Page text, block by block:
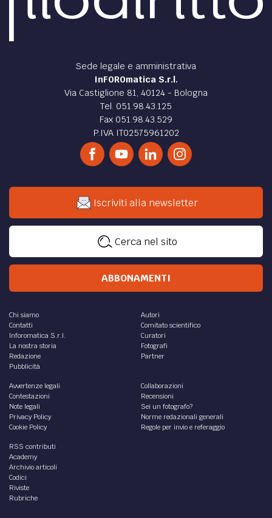
Sede legale e amministrativa
InFOROmatica S.r.l.
Via Castiglione 81, 40124 - Bologna
Tel. 051.98.43.125
Fax 051.98.43.529
P.IVA IT02575961202
Iscriviti alla newsletter
Cerca nel sito
ABBONAMENTI
Chi siamo
Contatti
Inforomatica S.r.l.
La nostra storia
Redazione
Pubblicità
Autori
Comitato scientifico
Curatori
Fotografi
Partner
Avvertenze legali
Contestazioni
Note legali
Privacy Policy
Cookie Policy
Collaborazioni
Recensioni
Sei un fotografo?
Norme redazionali generali
Regole per invio e referaggio
RSS contributi
Academy
Archivio articoli
Codici
Riviste
Rubriche